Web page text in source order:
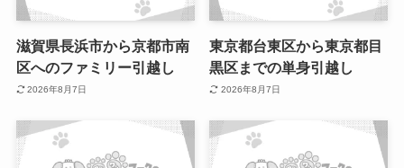
滋賀県長浜市から京都市南
区へのファミリー引越し
2026年8月7日
東京都台東区から東京都目
黒区までの単身引越し
2026年8月7日